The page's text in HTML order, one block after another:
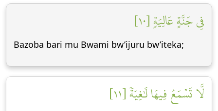
فِي جَنَّةٍ عَالِيَةٖ [١٠]
Bazoba bari mu Bwami bw’ijuru bw’iteka;
لَّا تَسۡمَعُ فِيهَا لَٰغِيَةٗ [١١]